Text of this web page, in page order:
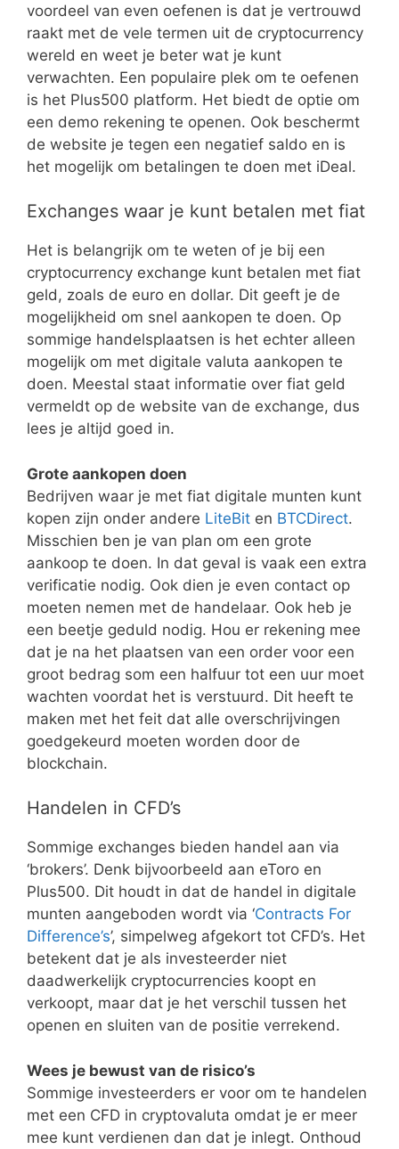
voordeel van even oefenen is dat je vertrouwd
raakt met de vele termen uit de cryptocurrency
wereld en weet je beter wat je kunt
verwachten. Een populaire plek om te oefenen
is het Plus500 platform. Het biedt de optie om
een demo rekening te openen. Ook beschermt
de website je tegen een negatief saldo en is
het mogelijk om betalingen te doen met iDeal.
Exchanges waar je kunt betalen met fiat
Het is belangrijk om te weten of je bij een
cryptocurrency exchange kunt betalen met fiat
geld, zoals de euro en dollar. Dit geeft je de
mogelijkheid om snel aankopen te doen. Op
sommige handelsplaatsen is het echter alleen
mogelijk om met digitale valuta aankopen te
doen. Meestal staat informatie over fiat geld
vermeldt op de website van de exchange, dus
lees je altijd goed in.
Grote aankopen doen
Bedrijven waar je met fiat digitale munten kunt
kopen zijn onder andere LiteBit en BTCDirect.
Misschien ben je van plan om een grote
aankoop te doen. In dat geval is vaak een extra
verificatie nodig. Ook dien je even contact op
moeten nemen met de handelaar. Ook heb je
een beetje geduld nodig. Hou er rekening mee
dat je na het plaatsen van een order voor een
groot bedrag som een halfuur tot een uur moet
wachten voordat het is verstuurd. Dit heeft te
maken met het feit dat alle overschrijvingen
goedgekeurd moeten worden door de
blockchain.
Handelen in CFD’s
Sommige exchanges bieden handel aan via
‘brokers’. Denk bijvoorbeeld aan eToro en
Plus500. Dit houdt in dat de handel in digitale
munten aangeboden wordt via ‘Contracts For
Difference’s’, simpelweg afgekort tot CFD’s. Het
betekent dat je als investeerder niet
daadwerkelijk cryptocurrencies koopt en
verkoopt, maar dat je het verschil tussen het
openen en sluiten van de positie verrekend.
Wees je bewust van de risico’s
Sommige investeerders er voor om te handelen
met een CFD in cryptovaluta omdat je er meer
mee kunt verdienen dan dat je inlegt. Onthoud